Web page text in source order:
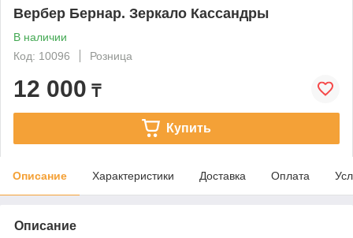
Вербер Бернар. Зеркало Кассандры
В наличии
Код: 10096
Розница
12 000 ₸
Купить
Описание Характеристики Доставка Оплата
Описание